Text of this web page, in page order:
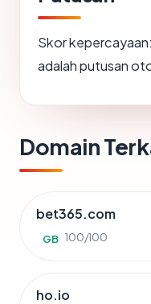
Skor kepercayaan:
adalah putusan
Domain
bet365.com
GB 100/100
ho.io